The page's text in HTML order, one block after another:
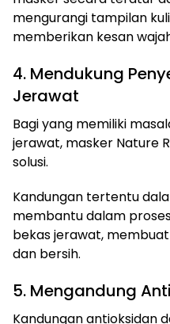
mengurangi tampilan
memberikan kesan
4. Mendukung
Jerawat
Bagi yang memiliki
jerawat, masker Nature
solusi.
Kandungan tertentu
membantu dalam
bekas jerawat,
dan bersih.
5. Mengandung
Kandungan antioksidan